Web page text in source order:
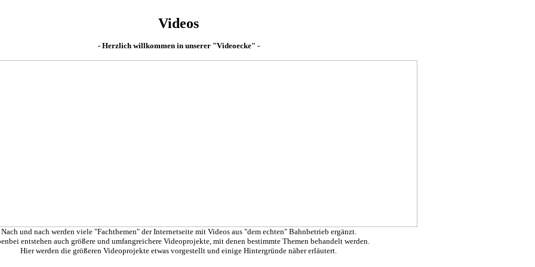
Videos
- Herzlich willkommen in unserer "Videoecke" -
Nach und nach werden viele "Fachthemen" der Internetseite mit Videos aus "dem echten" Bahnbetrieb ergänzt.
entstehen auch größere und umfangreichere Videoprojekte, mit denen bestimmte Themen behandelt werden.
Hier werden die größeren Videoprojekte etwas vorgestellt und einige Hintergründe näher erläutert.